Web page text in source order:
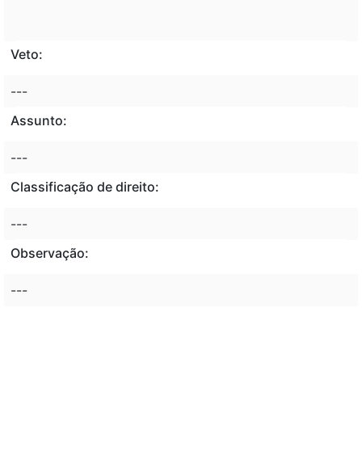
Veto:
---
Assunto:
---
Classificação de direito:
---
Observação:
---